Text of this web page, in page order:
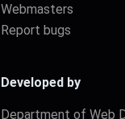
Webmasters
Report bugs
Developed by
Department of Web